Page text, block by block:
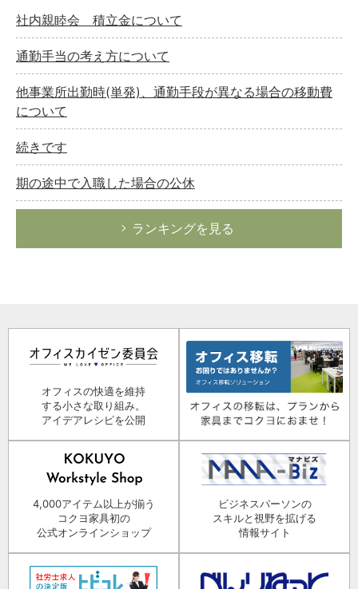
社内親睦会 積立金について
通勤手当の考え方について
他事業所出勤時(単発)、通勤手段が異なる場合の移動費
について
続きです
期の途中で入職した場合の公休
ランキングを見る
オフィスの快適を維持
する小さな取り組み。
アイデアレシピを公開
4,000アイテム以上が揃う
コクヨ家具初の
公式オンラインショップ
ビジネスパーソンの
スキルと視野を拡げる
情報サイト